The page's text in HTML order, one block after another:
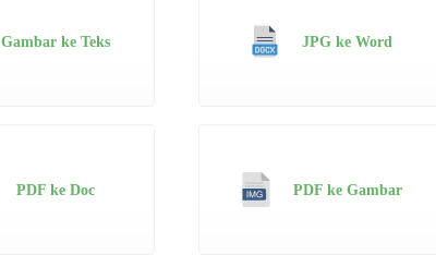
Gambar ke Teks JPG ke Word
PDF ke Doc PDF ke Gambar